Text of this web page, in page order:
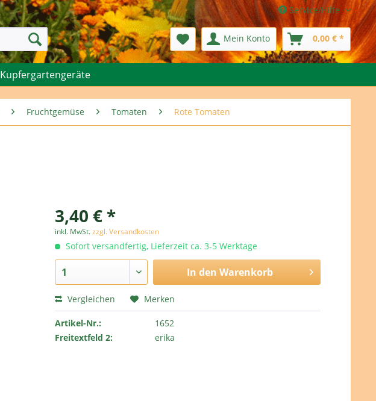
Service/Hilfe
Mein Konto 0,00 € *
Kupfergartengeräte
Fruchtgemüse Tomaten Rote Tomaten
3,40 € *
inkl. MwSt.zzgl. Versandkosten
Sofort versandfertig, Lieferzeit ca. 3-5 Werktage
In den Warenkorb
Vergleichen Merken
Artikel-Nr.:
1652
Freitextfeld 2:
erika